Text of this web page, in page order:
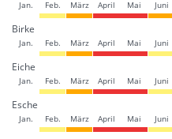
Jan. Feb. März April Mai Juni
Birke
Jan. Feb. März April Mai Juni
Eiche
Jan. Feb. März April Mai Juni
Esche
Jan. Feb. März April Mai Juni